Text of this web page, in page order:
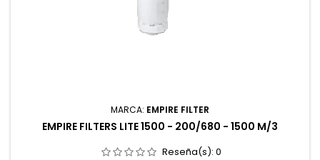
MARCA: EMPIRE FILTER
EMPIRE FILTERS LITE 1500 - 200/680 - 1500 M/3
Reseña(s): 0